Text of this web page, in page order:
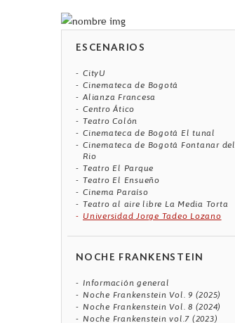
ESCENARIOS
CityU
Cinemateca de Bogotá
Alianza Francesa
Centro Ático
Teatro Colón
Cinemateca de Bogotá El tunal
Cinemateca de Bogotá Fontanar del
Rio
Teatro El Parque
Teatro El Ensueño
Cinema Paraíso
Teatro al aire libre La Media Torta
Universidad Jorge Tadeo Lozano
NOCHE FRANKENSTEIN
Información general
Noche Frankenstein Vol. 9 (2025)
Noche Frankenstein Vol. 8 (2024)
Noche Frankenstein vol.7 (2023)